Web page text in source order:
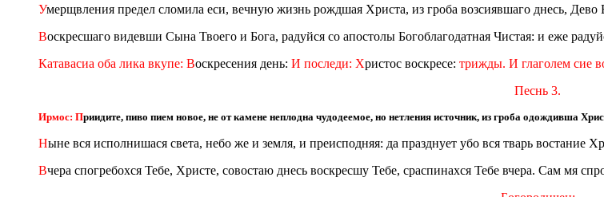
Умерщвления предел сломила еси, вечную жизнь рождшая Христа, из гроба возсиявшаго днесь,
Воскресшаго видевши Сына Твоего и Бога, радуйся со апостолы Богоблагодатная Чистая: и еже
Катавасиа оба лика вкупе: Воскресения день: И последи: Христос воскресе: трижды. И глаголем сие
Песнь 3.
Ирмос: Приидите, пиво пием новое, не от камене неплодна чудодеемое, но нетления источник, из гроба одождивша
Ныне вся исполнишася света, небо же и земля, и преисподняя: да празднует убо вся тварь востание
Вчера спогребохся Тебе, Христе, совостаю днесь воскресшу Тебе, сраспинахся Тебе вчера. Сам мя